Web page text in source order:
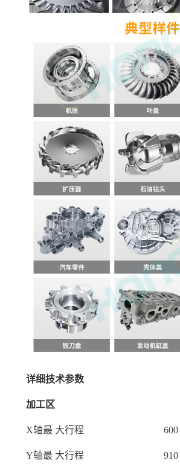
详细技术参数
加工区
X轴最 大行程 600
Y轴最 大行程 910